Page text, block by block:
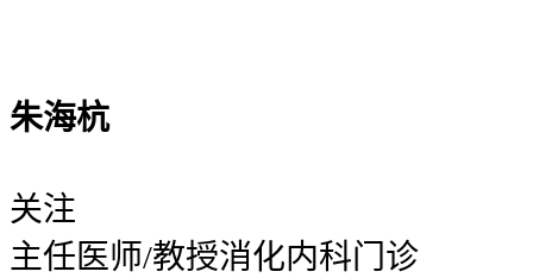
朱海杭
关注
主任医师/教授消化内科门诊